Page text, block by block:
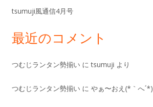
tsumuji風通信4月号
最近のコメント
つむじランタン勢揃い にtsumuji より
つむじランタン勢揃い に やぁ〜おえ(*｀へ´*)